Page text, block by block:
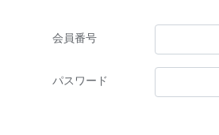
会員番号
パスワード